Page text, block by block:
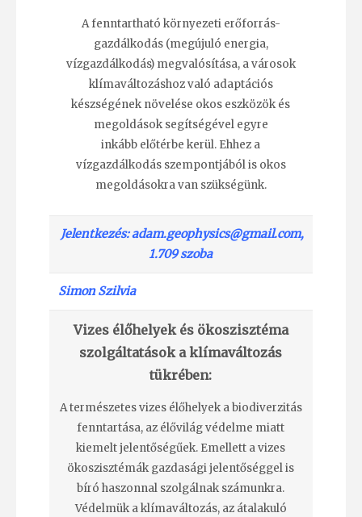
A fenntartható környezeti erőforrás-
gazdálkodás (megújuló energia,
vízgazdálkodás) megvalósítása, a városok
klímaváltozáshoz való adaptációs
készségének növelése okos eszközök és
megoldások segítségével egyre
inkább előtérbe kerül. Ehhez a
vízgazdálkodás szempontjából is okos
megoldásokra van szükségünk.
Jelentkezés: adam.geophysics@gmail.com,
1.709 szoba
Simon Szilvia
Vizes élőhelyek és ökoszisztéma
szolgáltatások a klímaváltozás
tükrében:
A természetes vizes élőhelyek a biodiverzitás
fenntartása, az élővilág védelme miatt
kiemelt jelentőségűek. Emellett a vizes
ökoszisztémák gazdasági jelentőséggel is
bíró haszonnal szolgálnak számunkra.
Védelmük a klímaváltozás, az átalakuló